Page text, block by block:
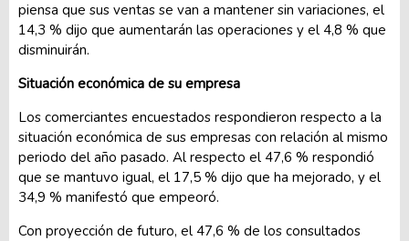
piensa que sus ventas se van a mantener sin variaciones, el
14,3 % dijo que aumentarán las operaciones y el 4,8 % que
disminuirán.
Situación económica de su empresa
Los comerciantes encuestados respondieron respecto a la
situación económica de sus empresas con relación al mismo
periodo del año pasado. Al respecto el 47,6 % respondió
que se mantuvo igual, el 17,5 % dijo que ha mejorado, y el
34,9 % manifestó que empeoró.
Con proyección de futuro, el 47,6 % de los consultados